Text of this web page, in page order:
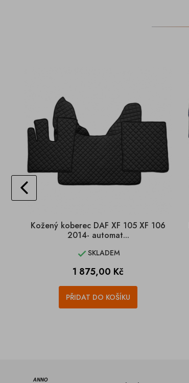
Kožený koberec DAF XF 105 XF 106
2014- automat...
SKLADEM
Cena
1 875,00 Kč
PŘIDAT DO KOŠÍKU